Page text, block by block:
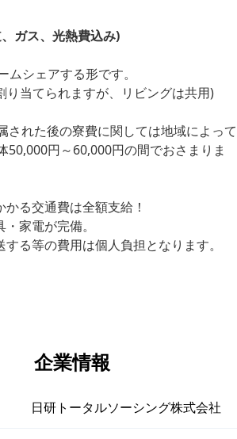
ガス、光熱費込み)
シェアする形です。
り当てられますが、リビングは共用)
された後の寮費に関しては地域によっ
50,000円～60,000円の間でおさまりま
る交通費は全額支給！
家電が完備。
る等の費用は個人負担となります。
企業情報
日研トータルソーシング株式会社